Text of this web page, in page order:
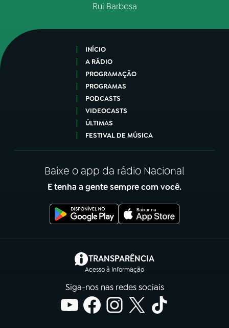
Rui Barbosa
INÍCIO
A RÁDIO
PROGRAMAÇÃO
PROGRAMAS
PODCASTS
VIDEOCASTS
ÚLTIMAS
FESTIVAL DE MÚSICA
Baixe o app da rádio Nacional
E tenha a gente sempre com você.
TRANSPARÊNCIA
Acesso à Informação
(abre em nova aba)
Siga-nos nas redes sociais